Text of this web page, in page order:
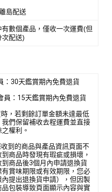
島配送
數個產品，僅收一次運費(但
次配送)
：30天鑑賞期內免費退貨
員：15天鑑賞期內免費退貨
，若剩餘訂單金額未達最低
我們保留補收去程運費並直接
權利。
到的商品與產品資訊頁面不
商品時發現有瑕疵或損壞，
商品後3個月內申請退換貨
有賞味期限或有效期限，您必
內提出退換貨申請），但因製
品包裝導致頁面顯示內容與實